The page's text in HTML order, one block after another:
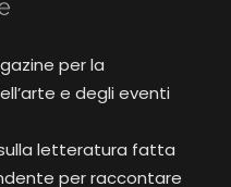
per la
e degli eventi
letteratura fatta
per raccontare